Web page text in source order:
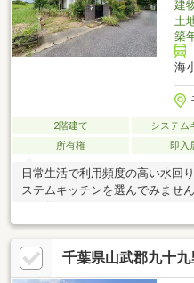
建
土
築
海
2階建て システム
所有権
即入
日常生活で利用頻度の高い水回
ステムキッチンを選んでみませ
のキッチンを備えた4LDK。フ
れるため住み心地も良好。備え
を買う手間が省けます。設備や
はいかがでしょうか。すぐに入
千葉県山武郡九十